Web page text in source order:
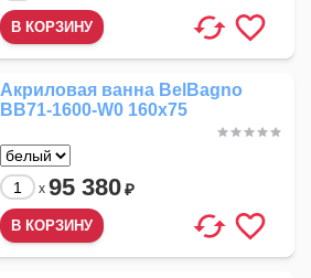
Акриловая ванна BelBagno
BB71-1600-W0 160x75
x 95 380₽